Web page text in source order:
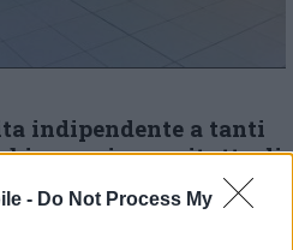
- Do Not Process My
indipendente a tanti
bisogno innanzitutto di
con questa
sottolineato Ricci–